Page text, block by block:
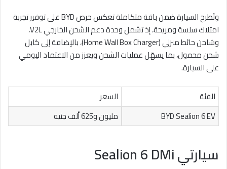
وتُطرح السيارة ضمن باقة متكاملة تعكس حرص BYD على توفير تجربة
امتلاك سلسة ومريحة، إذ تشمل وحدة دعم الشحن الخارجي V2L،
وشاحن حائط منزلي (Home Wall Box Charger)، بالإضافة إلى كابل
شحن محمول، بما يسهّل عمليات الشحن ويعزز من الاعتماد اليومي
على السيارة.
الفئة
السعر
BYD Sealion 6 EV
مليون و625 ألف جنيه
سيارتي Sealion 6 DMi